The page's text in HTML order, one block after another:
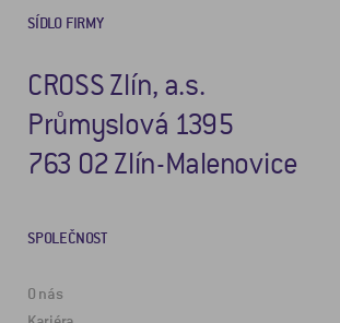
SÍDLO FIRMY
CROSS Zlín, a.s.
Průmyslová 1395
763 02 Zlín-Malenovice
SPOLEČNOST
O nás